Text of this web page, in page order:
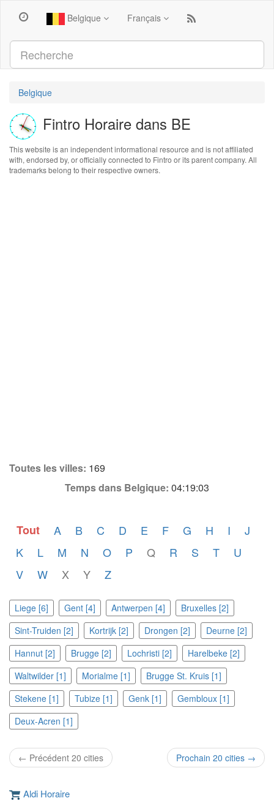
Belgique Français
Belgique
Fintro Horaire dans BE
This website is an independent informational resource and is not affiliated
with, endorsed by, or officially connected to Fintro or its parent company. All
trademarks belong to their respective owners.
Toutes les villes: 169
Temps dans Belgique: 04:19:03
Tout A B C D E F G H I
J
K
L M N O P Q R S T
U
V
W X Y Z
Liege [6] Gent [4] Antwerpen [4]
Bruxelles [2]
Sint-Truiden [2]
Kortrijk [2] Drongen [2]
Deurne [2]
Hannut [2]
Brugge [2] Lochristi [2]
Harelbeke [2]
Waltwilder [1]
Morialme [1]
Brugge St. Kruis [1]
Stekene [1]
Tubize [1] Genk [1]
Gembloux [1]
Deux-Acren [1]
← Précédent 20 cities Prochain 20 cities →
Aldi Horaire